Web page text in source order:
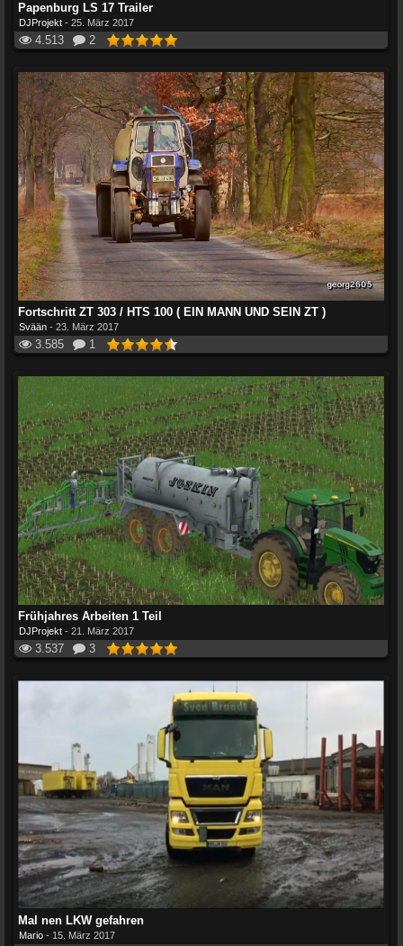
Papenburg LS 17 Trailer
DJProjekt - 25. März 2017
4.513 2
Fortschritt ZT 303 / HTS 100 ( EIN MANN UND SEIN ZT )
Svään - 23. März 2017
3.585 1
Frühjahres Arbeiten 1 Teil
DJProjekt - 21. März 2017
3.537 3
Mal nen LKW gefahren
Mario - 15. März 2017